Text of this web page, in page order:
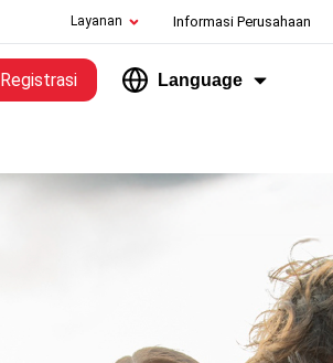
Layanan Informasi Perusahaan
Registrasi Language